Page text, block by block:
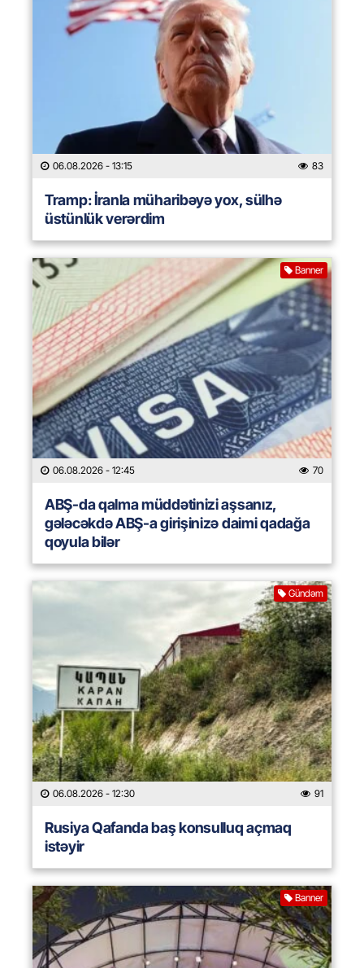
06.08.2026 - 13:15 83
Tramp: İranla müharibəyə yox, sülhə
üstünlük verərdim
Banner
06.08.2026 - 12:45 70
ABŞ-da qalma müddətinizi aşsanız,
gələcəkdə ABŞ-a girişinizə daimi qadağa
qoyula bilər
Gündəm
06.08.2026 - 12:30 91
Rusiya Qafanda baş konsulluq açmaq
istəyir
Banner